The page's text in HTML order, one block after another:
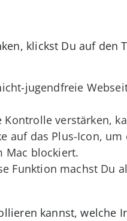
klickst Du auf den
jugendfreie
verstärken,
auf das Plus-Icon,
Mac blockiert.
Funktion machst Du
kannst, welche